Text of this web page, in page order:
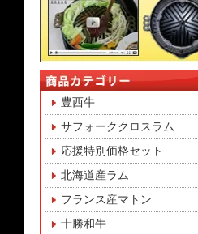
豊西牛
サフォーククロスラム
応援特別価格セット
北海道産ラム
フランス産マトン
十勝和牛